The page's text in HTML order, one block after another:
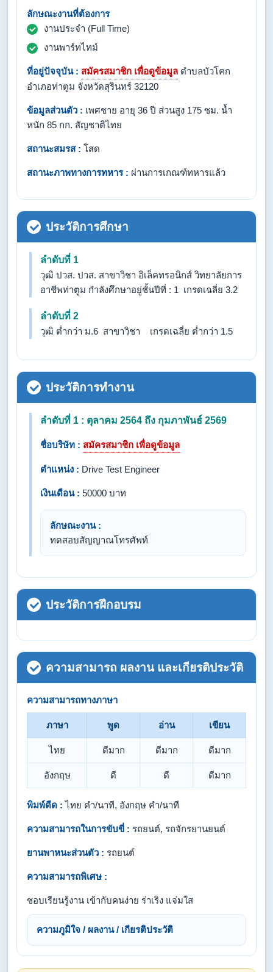
ลักษณะงานที่ต้องการ
งานประจำ (Full Time)
งานพาร์ทไทม์
ที่อยู่ปัจจุบัน : สมัครสมาชิก เพื่อดูข้อมูล ตำบลบัวโคก
อำเภอท่าตูม จังหวัดสุรินทร์ 32120
ข้อมูลส่วนตัว : เพศชาย อายุ 36 ปี ส่วนสูง 175 ซม. น้ำ
หนัก 85 กก. สัญชาติไทย
สถานะสมรส : โสด
สถานะภาพทางการทหาร : ผ่านการเกณฑ์ทหารแล้ว
ประวัติการศึกษา
ลำดับที่ 1
วุฒิ ปวส. ปวส. สาขาวิชา อิเล็คทรอนิกส์ วิทยาลัยการ
อาชีพท่าตูม กำลังศึกษาอยู่ชั้นปีที่ : 1 เกรดเฉลี่ย 3.2
ลำดับที่ 2
วุฒิ ต่ำกว่า ม.6 สาขาวิชา เกรดเฉลี่ย ต่ำกว่า 1.5
ประวัติการทำงาน
ลำดับที่ 1 : ตุลาคม 2564 ถึง กุมภาพันธ์ 2569
ชื่อบริษัท : สมัครสมาชิก เพื่อดูข้อมูล
ตำแหน่ง : Drive Test Engineer
เงินเดือน : 50000 บาท
ลักษณะงาน :
ทดสอบสัญญาณโทรศัพท์
ประวัติการฝึกอบรม
ความสามารถ ผลงาน และเกียรติประวัติ
ความสามารถทางภาษา
ภาษา พูด อ่าน เขียน
ไทย ดีมาก ดีมาก ดีมาก
อังกฤษ ดี ดี ดีมาก
พิมพ์ดีด : ไทย คำ/นาที, อังกฤษ คำ/นาที
ความสามารถในการขับขี่ : รถยนต์, รถจักรยานยนต์
ยานพาหนะส่วนตัว : รถยนต์
ความสามารถพิเศษ :
ชอบเรียนรู้งาน เข้ากับคนง่าย ร่าเริง แจ่มใส
ความภูมิใจ / ผลงาน / เกียรติประวัติ